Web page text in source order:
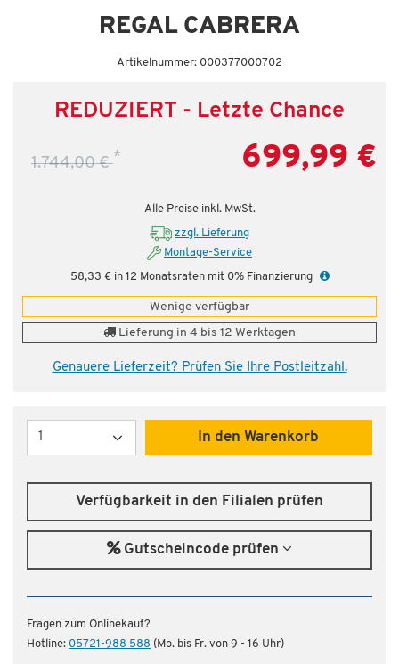
REGAL CABRERA
Artikelnummer: 000377000702
REDUZIERT - Letzte Chance
1.744,00 €* 699,99 €
Alle Preise inkl. MwSt.
zzgl. Lieferung
Montage-Service
58,33 € in 12 Monatsraten mit 0% Finanzierung
Wenige verfügbar
Lieferung in 4 bis 12 Werktagen
Genauere Lieferzeit? Prüfen Sie Ihre Postleitzahl.
Menge
In den Warenkorb
Verfügbarkeit in den Filialen prüfen
Gutscheincode prüfen
Fragen zum Onlinekauf?
Hotline: 05721-988 588 (Mo. bis Fr. von 9 - 16 Uhr)